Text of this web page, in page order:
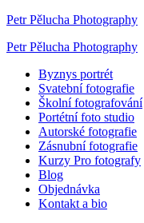
Petr Pělucha Photography
Petr Pělucha Photography
Byznys portrét
Svatební fotografie
Školní fotografování
Portétní foto studio
Autorské fotografie
Zásnubní fotografie
Kurzy Pro fotografy
Blog
Objednávka
Kontakt a bio